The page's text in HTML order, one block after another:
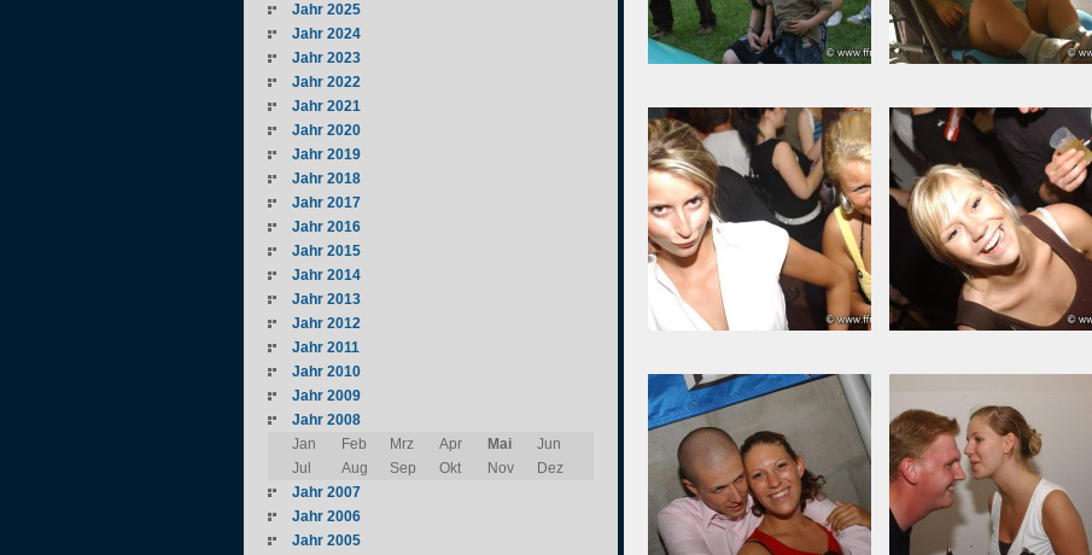
Jahr 2025
Jahr 2024
Jahr 2023
Jahr 2022
Jahr 2021
Jahr 2020
Jahr 2019
Jahr 2018
Jahr 2017
Jahr 2016
Jahr 2015
Jahr 2014
Jahr 2013
Jahr 2012
Jahr 2011
Jahr 2010
Jahr 2009
Jahr 2008
Jan
Feb Mrz Apr Mai
Jun
Jul
Aug Sep Okt Nov
Dez
Jahr 2007
Jahr 2006
Jahr 2005